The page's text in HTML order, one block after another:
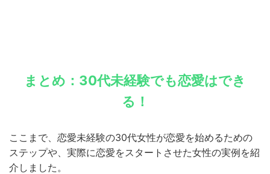
まとめ：30代未経験でも恋愛はでき
る！
ここまで、恋愛未経験の30代女性が恋愛を始めるための
ステップや、実際に恋愛をスタートさせた女性の実例を紹
介しました。